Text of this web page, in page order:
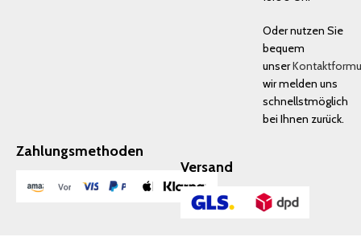
Oder nutzen Sie
bequem
unser
wir melden uns
schnellstmöglich
bei Ihnen zurück.
Zahlungsmethoden
Versand